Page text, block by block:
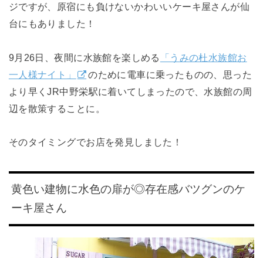
ジですが、原宿にも負けないかわいいケーキ屋さんが仙
台にもありました！
9月26日、夜間に水族館を楽しめる
「うみの杜水族館お
一人様ナイト」
のために電車に乗ったものの、思った
より早くJR中野栄駅に着いてしまったので、水族館の周
辺を散策することに。
そのタイミングでお店を発見しました！
黄色い建物に水色の扉が◎存在感バツグンのケ
ーキ屋さん